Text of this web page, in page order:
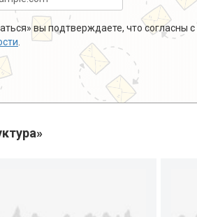
вы подтверждаете, что согласны с